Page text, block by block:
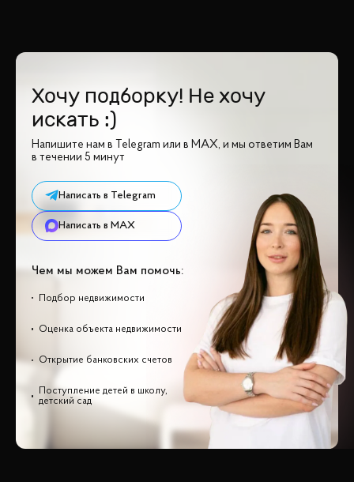
Хочу подборку! Не хочу
искать :)
Напишите нам в Telegram или в MAX, и мы ответим Вам
в течении 5 минут
Написать в Telegram
Написать в MAX
Чем мы можем Вам помочь:
Подбор недвижимости
Оценка объекта недвижимости
Открытие банковских счетов
Поступление детей в школу,
детский сад